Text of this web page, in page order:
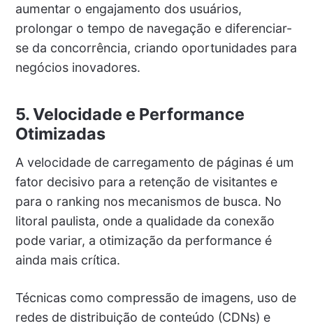
aumentar o engajamento dos usuários,
prolongar o tempo de navegação e diferenciar-
se da concorrência, criando oportunidades para
negócios inovadores.
5. Velocidade e Performance
Otimizadas
A velocidade de carregamento de páginas é um
fator decisivo para a retenção de visitantes e
para o ranking nos mecanismos de busca. No
litoral paulista, onde a qualidade da conexão
pode variar, a otimização da performance é
ainda mais crítica.
Técnicas como compressão de imagens, uso de
redes de distribuição de conteúdo (CDNs) e